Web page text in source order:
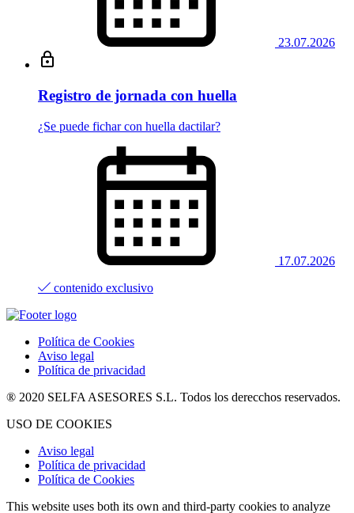
23.07.2026
Registro de jornada con huella
¿Se puede fichar con huella dactilar?
17.07.2026
contenido exclusivo
Política de Cookies
Aviso legal
Política de privacidad
® 2020 SELFA ASESORES S.L. Todos los derecchos reservados.
USO DE COOKIES
Aviso legal
Política de privacidad
Política de Cookies
This website uses both its own and third-party cookies to analyze